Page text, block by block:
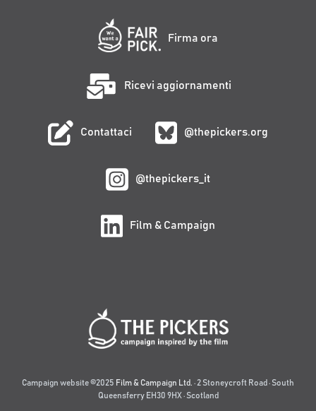
Firma ora
Ricevi aggiornamenti
Contattaci @thepickers.org
@thepickers_it
Film & Campaign
Campaign website ©2025 Film & Campaign Ltd. · 2 Stoneycroft Road · South
Queensferry EH30 9HX · Scotland